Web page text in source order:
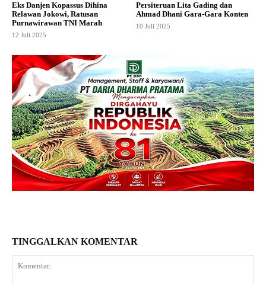
Eks Danjen Kopassus Dihina
Relawan Jokowi, Ratusan
Purnawirawan TNI Marah
12 Juli 2025
Persiteruan Lita Gading dan
Ahmad Dhani Gara-Gara Konten
10 Juli 2025
TINGGALKAN KOMENTAR